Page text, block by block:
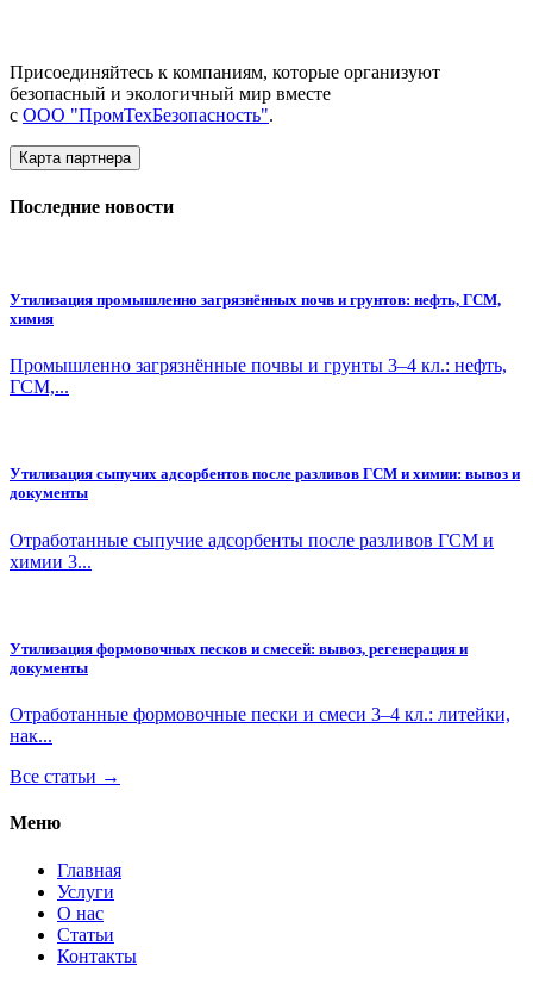
Присоединяйтесь к компаниям, которые организуют
безопасный и экологичный мир вместе
с ООО "ПромТехБезопасность".
Карта партнера
Последние новости
Утилизация промышленно загрязнённых почв и грунтов: нефть, ГСМ,
химия
Промышленно загрязнённые почвы и грунты 3–4 кл.: нефть,
ГСМ,...
Утилизация сыпучих адсорбентов после разливов ГСМ и химии: вывоз и
документы
Отработанные сыпучие адсорбенты после разливов ГСМ и
химии 3...
Утилизация формовочных песков и смесей: вывоз, регенерация и
документы
Отработанные формовочные пески и смеси 3–4 кл.: литейки,
нак...
Все статьи →
Меню
Главная
Услуги
О нас
Статьи
Контакты